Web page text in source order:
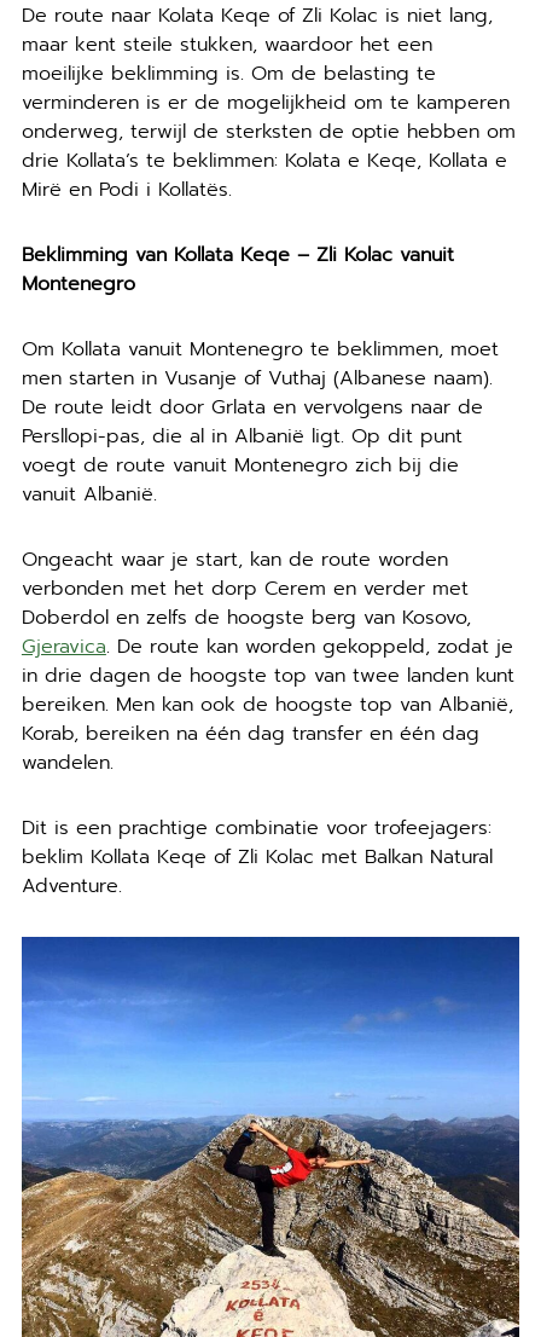
De route naar Kolata Keqe of Zli Kolac is niet lang,
maar kent steile stukken, waardoor het een
moeilijke beklimming is. Om de belasting te
verminderen is er de mogelijkheid om te kamperen
onderweg, terwijl de sterksten de optie hebben om
drie Kollata’s te beklimmen: Kolata e Keqe, Kollata e
Mirë en Podi i Kollatës.
Beklimming van Kollata Keqe – Zli Kolac vanuit
Montenegro
Om Kollata vanuit Montenegro te beklimmen, moet
men starten in Vusanje of Vuthaj (Albanese naam).
De route leidt door Grlata en vervolgens naar de
Persllopi-pas, die al in Albanië ligt. Op dit punt
voegt de route vanuit Montenegro zich bij die
vanuit Albanië.
Ongeacht waar je start, kan de route worden
verbonden met het dorp Cerem en verder met
Doberdol en zelfs de hoogste berg van Kosovo,
Gjeravica. De route kan worden gekoppeld, zodat je
in drie dagen de hoogste top van twee landen kunt
bereiken. Men kan ook de hoogste top van Albanië,
Korab, bereiken na één dag transfer en één dag
wandelen.
Dit is een prachtige combinatie voor trofeejagers:
beklim Kollata Keqe of Zli Kolac met Balkan Natural
Adventure.